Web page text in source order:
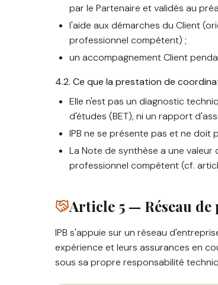
par le Partenaire et validés au
l'aide aux démarches du Client
professionnel compétent) ;
un accompagnement Client
4.2. Ce que la prestation de
Elle n'est pas un diagnostic
d'études (BET), ni un rapport
IPB ne se présente pas et ne doit
La Note de synthèse a une
professionnel compétent (cf.
Article 5 — Réseau
IPB s'appuie sur un réseau
expérience et leurs assurances en
sous sa propre responsabilité